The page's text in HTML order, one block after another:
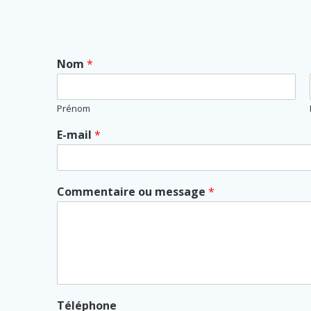
Nom*
Prénom
E-mail*
Commentaire ou message*
Téléphone